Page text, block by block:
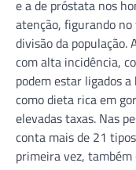
e a de próstata nos
atenção, figurando
divisão da população.
com alta incidência,
podem estar ligados
como dieta rica em
elevadas taxas. Nas
conta mais de 21
primeira vez,